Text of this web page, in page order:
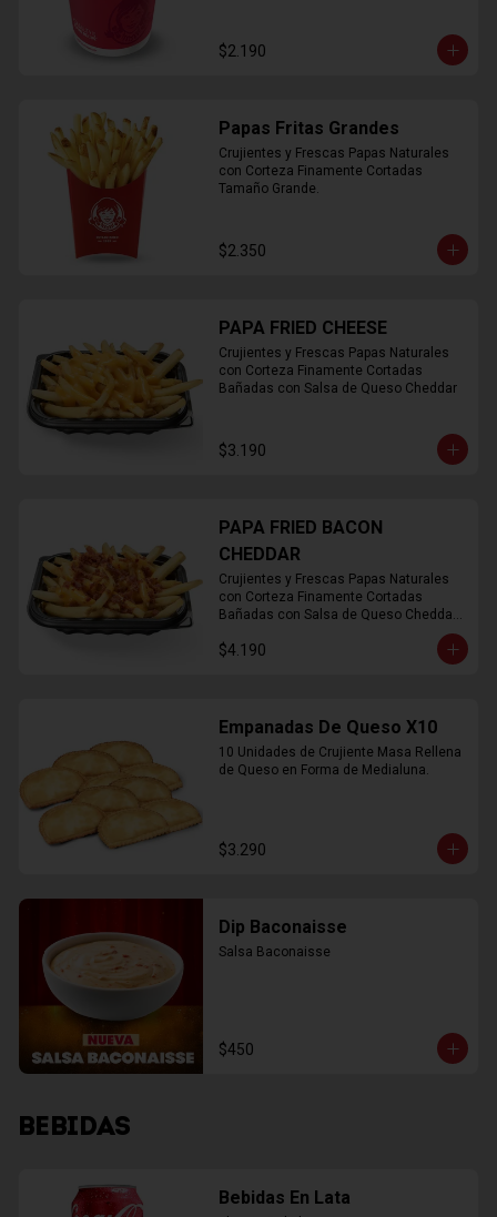
$2.190
Papas Fritas Grandes
Crujientes y Frescas Papas Naturales
con Corteza Finamente Cortadas
Tamaño Grande.
$2.350
PAPA FRIED CHEESE
Crujientes y Frescas Papas Naturales
con Corteza Finamente Cortadas
Bañadas con Salsa de Queso Cheddar
$3.190
PAPA FRIED BACON
CHEDDAR
Crujientes y Frescas Papas Naturales
con Corteza Finamente Cortadas
Bañadas con Salsa de Queso Cheddar
$4.190
Empanadas De Queso X10
10 Unidades de Crujiente Masa Rellena
de Queso en Forma de Medialuna.
$3.290
Dip Baconaisse
Salsa Baconaisse
$450
BEBIDAS
Bebidas En Lata